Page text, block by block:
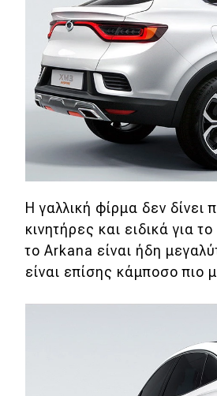
Eco
Νέα
Τεχνολογία
Mobility
Σταθμοί φόρτισης
Classic
Νέα
Η γαλλική φίρμα δεν
κινητήρες και ειδικά για
το Arkana είναι ήδη
είναι επίσης κάμποσο πιο